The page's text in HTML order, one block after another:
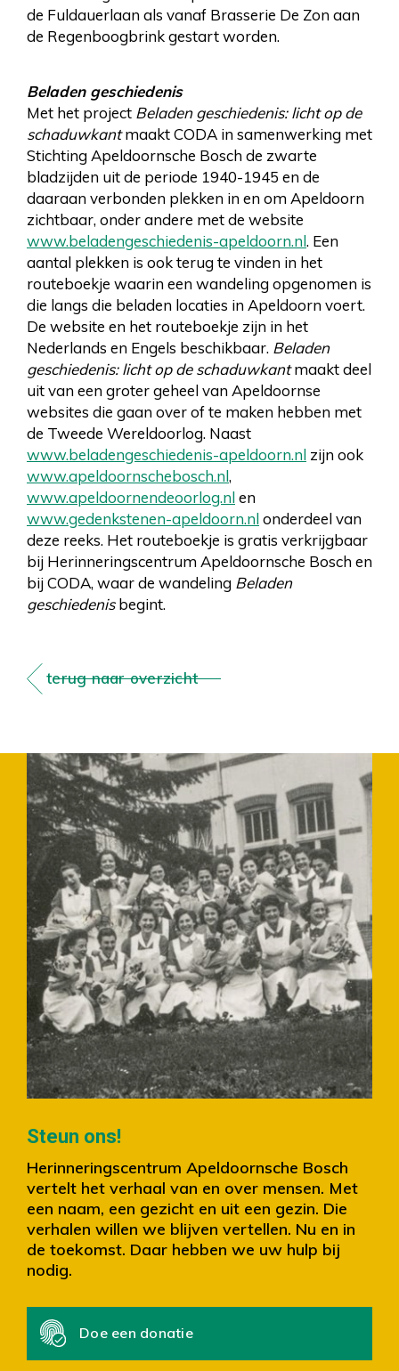
de Fuldauerlaan als vanaf Brasserie De Zon aan
de Regenboogbrink gestart worden.
Beladen geschiedenis
Met het project Beladen geschiedenis: licht op de
schaduwkantmaakt CODA in samenwerking met
Stichting Apeldoornsche Bosch de zwarte
bladzijden uit de periode 1940-1945 en de
daaraan verbonden plekken in en om Apeldoorn
zichtbaar, onder andere met de website
www.beladengeschiedenis-apeldoorn.nl. Een
aantal plekken is ook terug te vinden in het
routeboekje waarin een wandeling opgenomen is
die langs die beladen locaties in Apeldoorn voert.
De website en het routeboekje zijn in het
Nederlands en Engels beschikbaar. Beladen
geschiedenis: licht op de schaduwkantmaakt deel
uit van een groter geheel van Apeldoornse
websites die gaan over of te maken hebben met
de Tweede Wereldoorlog. Naast
www.beladengeschiedenis-apeldoorn.nl zijn ook
www.apeldoornschebosch.nl,
www.apeldoornendeoorlog.nlen
www.gedenkstenen-apeldoorn.nlonderdeel van
deze reeks. Het routeboekje is gratis verkrijgbaar
bij Herinneringscentrum Apeldoornsche Bosch en
bij CODA, waar de wandeling Beladen
geschiedenisbegint.
terug naar overzicht
Steun ons!
Herinneringscentrum Apeldoornsche Bosch
vertelt het verhaal van en over mensen. Met
een naam, een gezicht en uit een gezin. Die
verhalen willen we blijven vertellen. Nu en in
de toekomst. Daar hebben we uw hulp bij
nodig.
Doe een donatie